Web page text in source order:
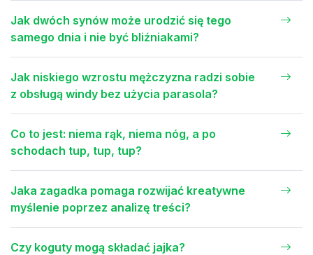
Jak dwóch synów może urodzić się tego
samego dnia i nie być bliźniakami?
Jak niskiego wzrostu mężczyzna radzi sobie
z obsługą windy bez użycia parasola?
Co to jest: niema rąk, niema nóg, a po
schodach tup, tup, tup?
Jaka zagadka pomaga rozwijać kreatywne
myślenie poprzez analizę treści?
Czy koguty mogą składać jajka?